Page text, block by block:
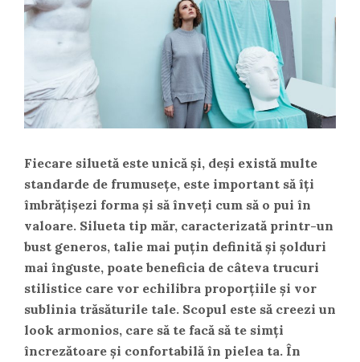
Fiecare siluetă este unică și, deși există multe
standarde de frumusețe, este important să îți
îmbrățișezi forma și să înveți cum să o pui în
valoare. Silueta tip măr, caracterizată printr-un
bust generos, talie mai puțin definită și șolduri
mai înguste, poate beneficia de câteva trucuri
stilistice care vor echilibra proporțiile și vor
sublinia trăsăturile tale. Scopul este să creezi un
look armonios, care să te facă să te simți
încrezătoare și confortabilă în pielea ta. În